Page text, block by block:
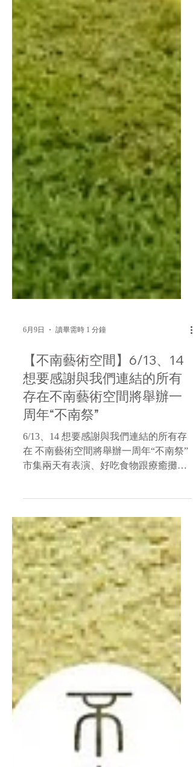
6月9日 讀畢需時 1 分鐘
【不南藝術空間】6/13、14
想要感謝與我們連結的所有
存在不南藝術空間將舉辦一
6/13、14 想要感謝與我們連結的所有存
市集兩天有表演、好吃食物跟療癒攤
位， 歡迎來不南放鬆體驗、慢慢逛～ 🌟
報名不南祭課程活動滿 $600，後續任一
課程折 $100（公益課程除外） 課程介紹
【不南每月公益活動】茱兒 -水晶缽草
地公益靜心 在老樹下隨著水晶缽純淨的
頻率流動呼吸 【市集限定場】茱兒 -與
植物一起過夏天 以薄荷與柑橘的沁涼香
氣為引，引領感官走入夏日植萃時光，
親手調製專屬的夏季限定精油。 【市集
限定場】Nora-草地非洲鼓圈 帶著最純
粹的玩心來草地鼓圈吧！ 【市集限定
場】旅人-撫心琴聲光浴30分體驗 身體
落地的聲光浴儀式，帶著更穩定的狀態
回到生活。 【市集限定課程】茱兒 -香
氣頌缽音療 運用植物香氣與音聲能量的
交織振盪，提供細緻而深層的音療體